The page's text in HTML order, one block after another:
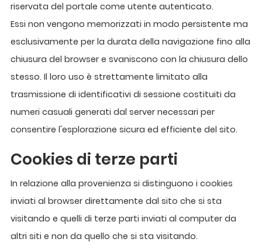
riservata del portale come utente autenticato.
Essi non vengono memorizzati in modo persistente ma
esclusivamente per la durata della navigazione fino alla
chiusura del browser e svaniscono con la chiusura dello
stesso. Il loro uso è strettamente limitato alla
trasmissione di identificativi di sessione costituiti da
numeri casuali generati dal server necessari per
consentire l'esplorazione sicura ed efficiente del sito.
Cookies di terze parti
In relazione alla provenienza si distinguono i cookies
inviati al browser direttamente dal sito che si sta
visitando e quelli di terze parti inviati al computer da
altri siti e non da quello che si sta visitando.